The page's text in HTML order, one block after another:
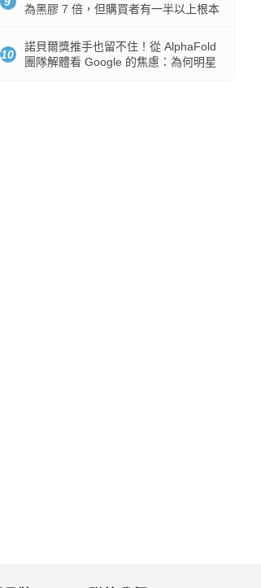
為黑膠 7 倍，但購買者有一半以上根本
10
諾貝爾獎推手也留不住！從 AlphaFold
團隊解體看 Google 的焦慮：為何明星